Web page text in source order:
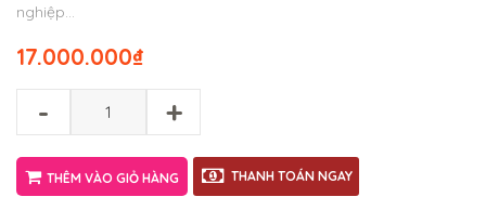
nghiệp…
₫
17.000.000
- +
THÊM VÀO GIỎ HÀNG THANH TOÁN NGAY